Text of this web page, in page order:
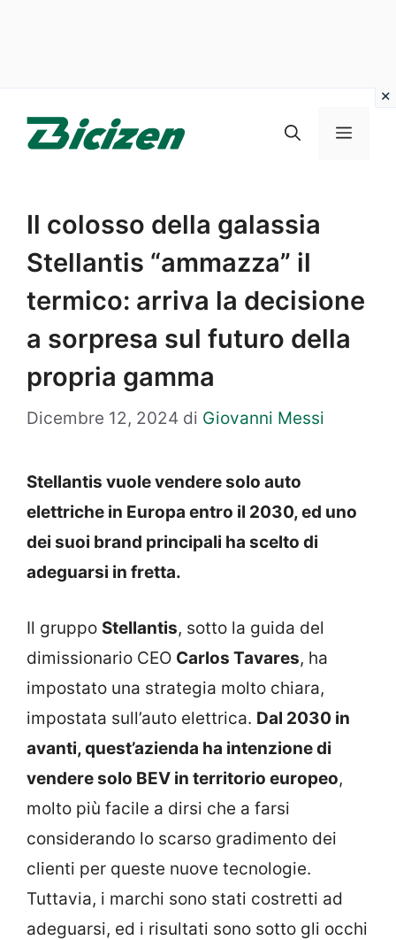
Menu
Il colosso della galassia
Stellantis “ammazza” il
termico: arriva la decisione
a sorpresa sul futuro della
propria gamma
Dicembre 12, 2024 di Giovanni Messi
Stellantis vuole vendere solo auto
elettriche in Europa entro il 2030, ed uno
dei suoi brand principali ha scelto di
adeguarsi in fretta.
Il gruppo Stellantis, sotto la guida del
dimissionario CEO Carlos Tavares, ha
impostato una strategia molto chiara,
impostata sull’auto elettrica. Dal 2030 in
avanti, quest’azienda ha intenzione di
vendere solo BEV in territorio europeo,
molto più facile a dirsi che a farsi
considerando lo scarso gradimento dei
clienti per queste nuove tecnologie.
Tuttavia, i marchi sono stati costretti ad
adeguarsi, ed i risultati sono sotto gli occhi